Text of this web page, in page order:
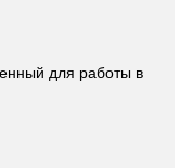
для работы в